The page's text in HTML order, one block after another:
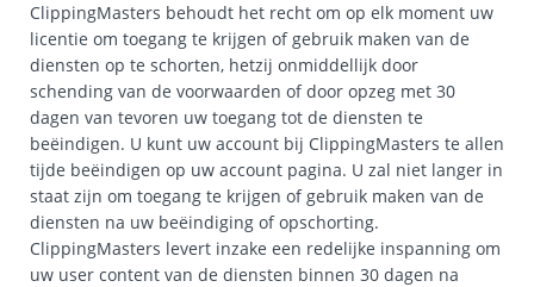
ClippingMasters behoudt het recht om op elk moment uw
licentie om toegang te krijgen of gebruik maken van de
diensten op te schorten, hetzij onmiddellijk door
schending van de voorwaarden of door opzeg met 30
dagen van tevoren uw toegang tot de diensten te
beëindigen. U kunt uw account bij ClippingMasters te allen
tijde beëindigen op uw account pagina. U zal niet langer in
staat zijn om toegang te krijgen of gebruik maken van de
diensten na uw beëindiging of opschorting.
ClippingMasters levert inzake een redelijke inspanning om
uw user content van de diensten binnen 30 dagen na